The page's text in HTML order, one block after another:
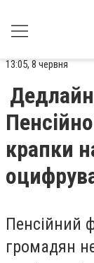
13:05, 8 червня
крапки
Пенсійний
громадян